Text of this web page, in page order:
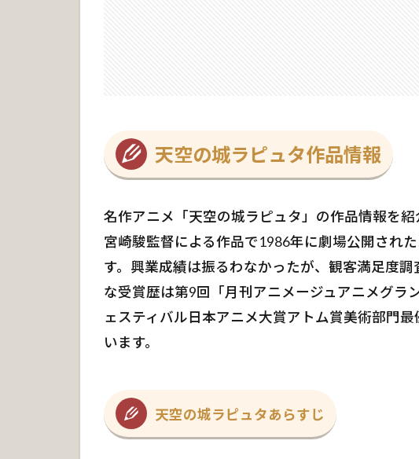
ピ
ュ
あ
す
じ
2
ハ
ラ・
モト
技師
3
天空の城ラピュタ作品情報
名作アニメ「天空の城ラピュタ」の作品情報を
宮崎駿監督による作品で1986年に劇場公開され
す。興業成績は振るわなかったが、観客満足度
な受賞歴は第9回「月刊アニメージュアニメグラ
ェスティバル日本アニメ大賞アトム賞美術部門
います。
天空の城ラピュタあらすじ